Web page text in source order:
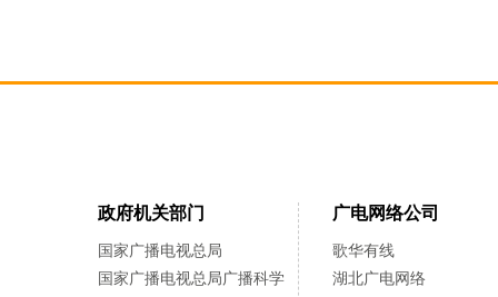
政府机关部门
国家广播电视总局
国家广播电视总局广播科学
广电网络公司
歌华有线
湖北广电网络